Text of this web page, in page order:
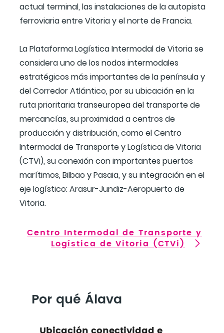
actual terminal, las instalaciones de la autopista
ferroviaria entre Vitoria y el norte de Francia.
La Plataforma Logística Intermodal de Vitoria se
considera uno de los nodos intermodales
estratégicos más importantes de la península y
del Corredor Atlántico, por su ubicación en la
ruta prioritaria transeuropea del transporte de
mercancías, su proximidad a centros de
producción y distribución, como el Centro
Intermodal de Transporte y Logística de Vitoria
(CTVi), su conexión con importantes puertos
marítimos, Bilbao y Pasaia, y su integración en el
eje logístico: Arasur-Jundiz-Aeropuerto de
Vitoria.
Centro Intermodal de Transporte y
Logística de Vitoria (CTVi)
Por qué Álava